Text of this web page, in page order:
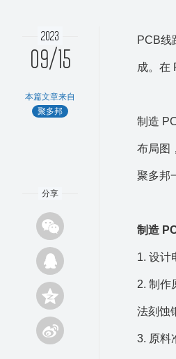
2023
09/15
本篇文章来自
聚多邦
分享
PCB线
成。在
制造
布局图
聚多邦
制造
1. 设计
2. 制作
法刻蚀
3. 原料